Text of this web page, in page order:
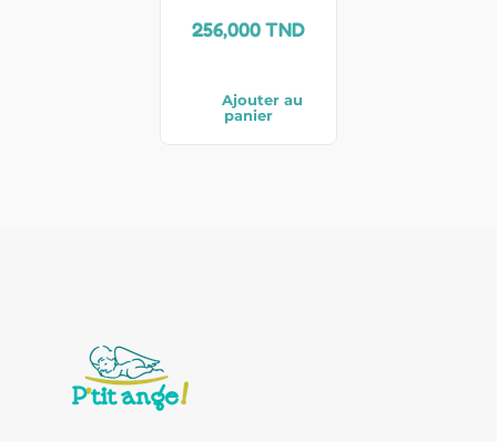
256,000TND
Ajouter au
panier